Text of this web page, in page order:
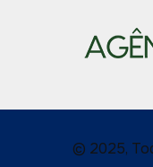
© 2025,